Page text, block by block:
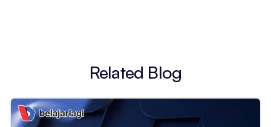
Related Blog